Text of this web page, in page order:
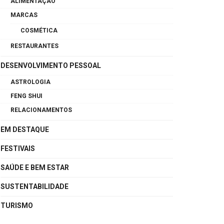
MARCAS
COSMÉTICA
RESTAURANTES
DESENVOLVIMENTO PESSOAL
ASTROLOGIA
FENG SHUI
RELACIONAMENTOS
EM DESTAQUE
FESTIVAIS
SAÚDE E BEM ESTAR
SUSTENTABILIDADE
TURISMO